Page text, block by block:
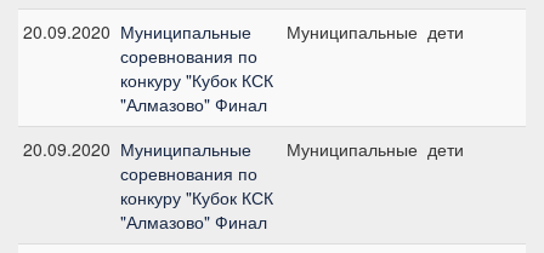
20.09.2020 Муниципальные
соревнования по
конкуру "Кубок КСК
"Алмазово" Финал
Муниципальные дети
20.09.2020 Муниципальные
соревнования по
конкуру "Кубок КСК
"Алмазово" Финал
Муниципальные дети